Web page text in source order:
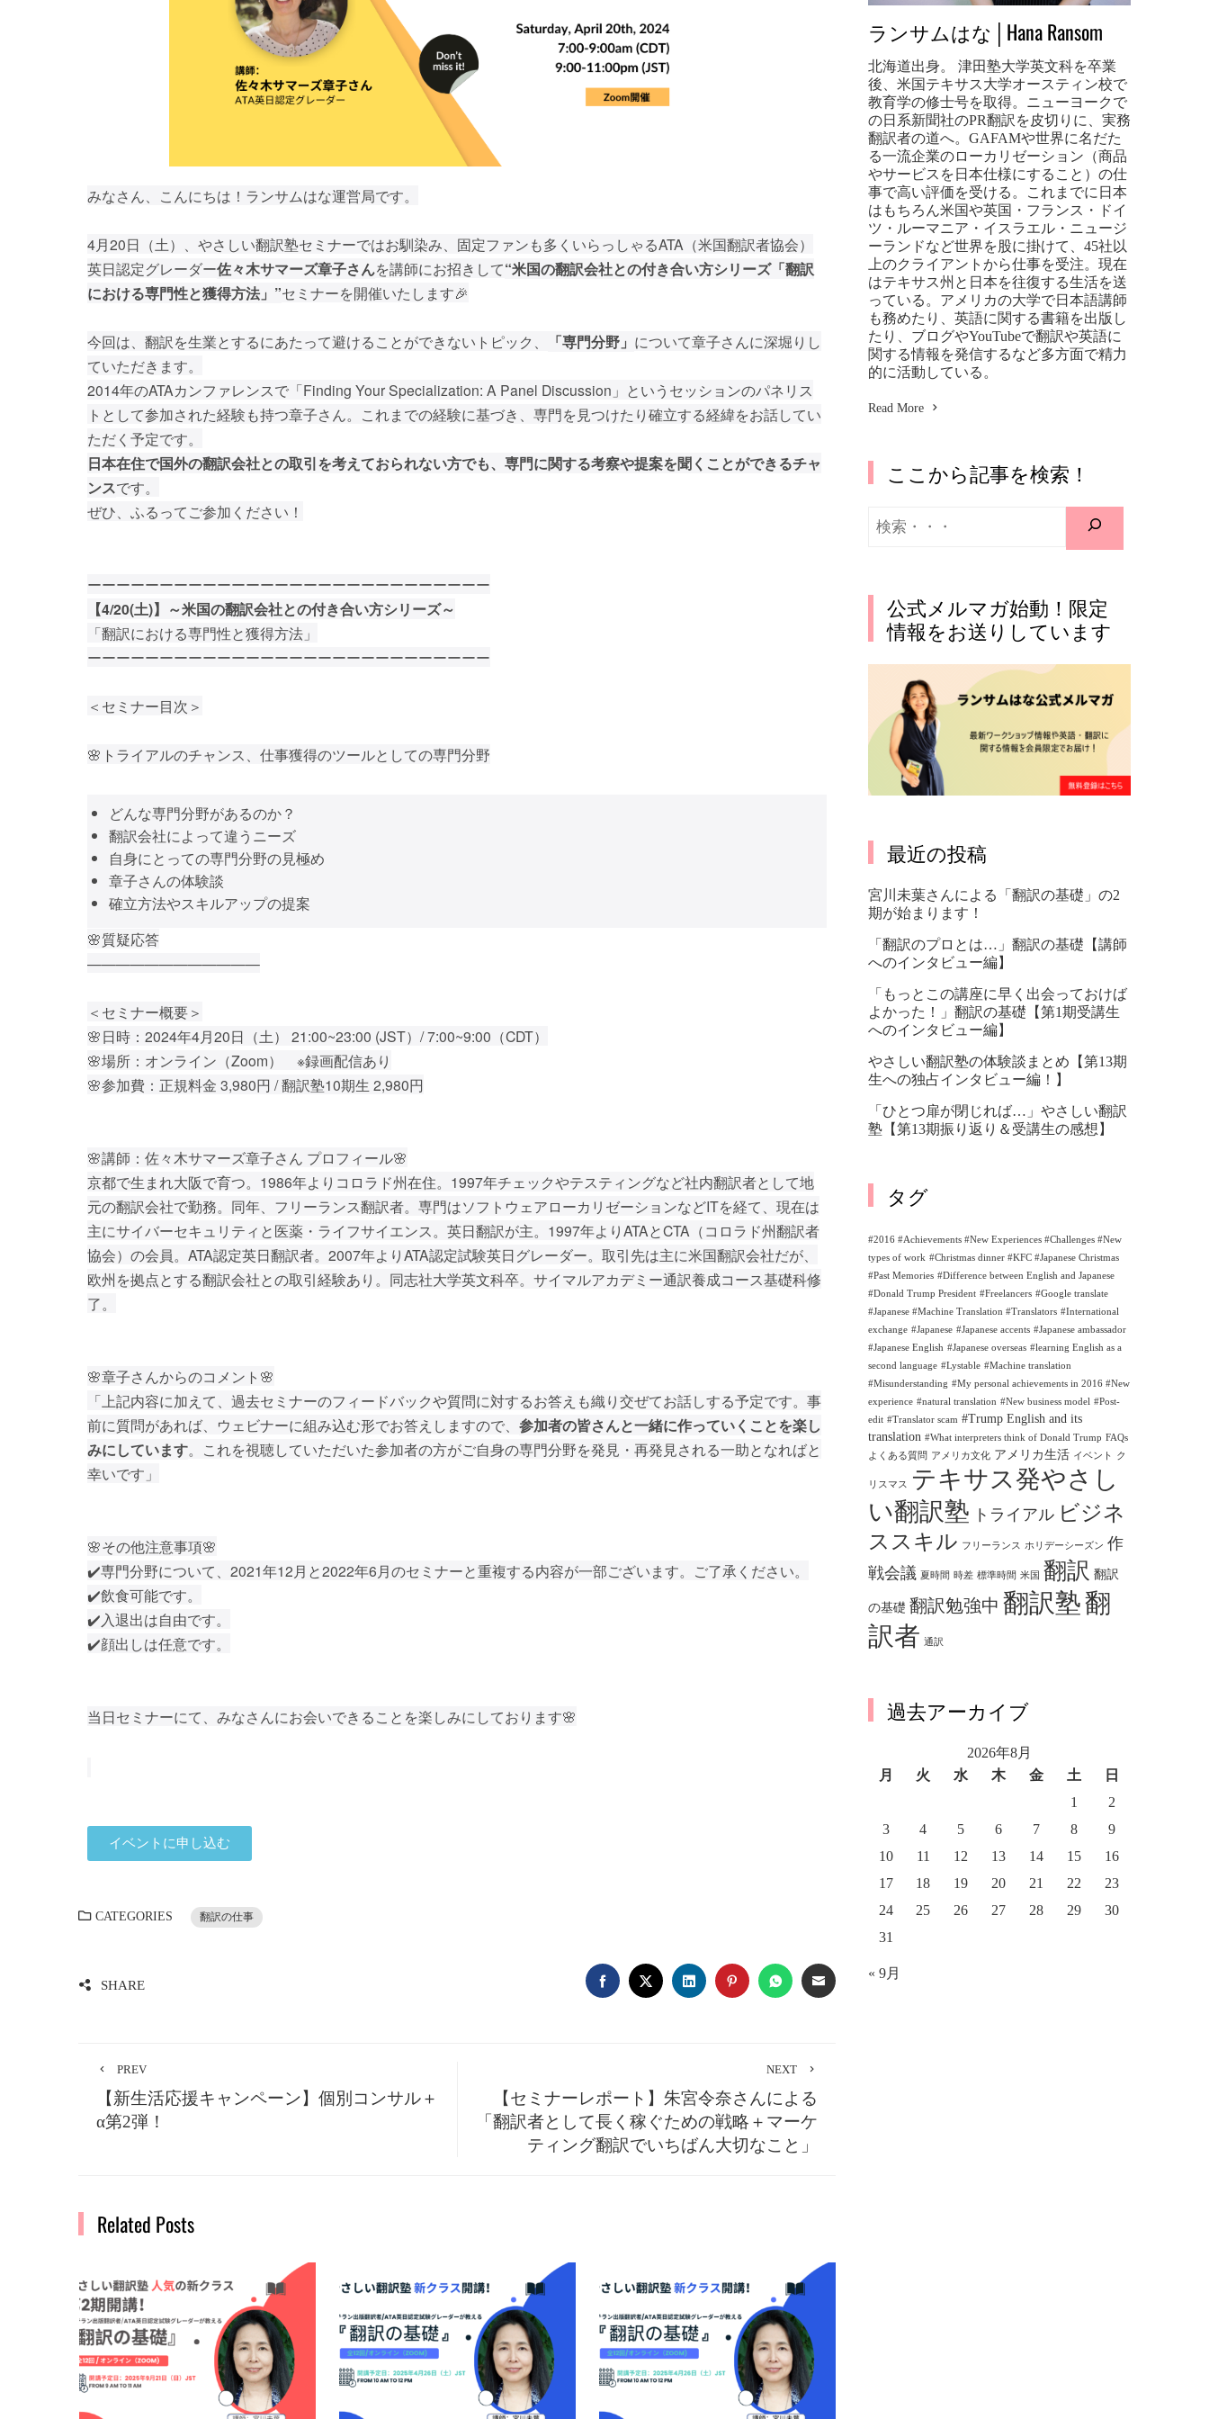
みなさん、こんにちは！ランサムはな運営局です。
4月20日（土）、やさしい翻訳塾セミナーではお馴染み、固定ファンも多くいらっしゃるATA（米国翻訳者協会）
英日認定グレーダー佐々木サマーズ章子さんを講師にお招きして“米国の翻訳会社との付き合い方シリーズ「翻訳
における専門性と獲得方法」”セミナーを開催いたします🎉
今回は、翻訳を生業とするにあたって避けることができないトピック、 「専門分野」 について章子さんに深堀りし
ていただきます。
2014年のATAカンファレンスで「Finding Your Specialization: A Panel Discussion」というセッションのパネリス
トとして参加された経験も持つ章子さん。これまでの経験に基づき、専門を見つけたり確立する経緯をお話してい
ただく予定です。
日本在住で国外の翻訳会社との取引を考えておられない方でも、専門に関する考察や提案を聞くことができるチャ
ンスです。
ぜひ、ふるってご参加ください！
ーーーーーーーーーーーーーーーーーーーーーーーーーーーー
【4/20(土)】～米国の翻訳会社との付き合い方シリーズ～
「翻訳における専門性と獲得方法」
ーーーーーーーーーーーーーーーーーーーーーーーーーーーー
＜セミナー目次＞
🌸トライアルのチャンス、仕事獲得のツールとしての専門分野
どんな専門分野があるのか？
翻訳会社によって違うニーズ
自身にとっての専門分野の見極め
章子さんの体験談
確立方法やスキルアップの提案
🌸質疑応答
————————————
＜セミナー概要＞
🌸日時：2024年4月20日（土） 21:00~23:00 (JST）/ 7:00~9:00（CDT）
🌸場所：オンライン（Zoom） ※録画配信あり
🌸参加費：正規料金 3,980円 / 翻訳塾10期生 2,980円
🌸講師：佐々木サマーズ章子さん プロフィール🌸
京都で生まれ大阪で育つ。1986年よりコロラド州在住。1997年チェックやテスティングなど社内翻訳者として地
元の翻訳会社で勤務。同年、フリーランス翻訳者。専門はソフトウェアローカリゼーションなどITを経て、現在は
主にサイバーセキュリティと医薬・ライフサイエンス。英日翻訳が主。1997年よりATAとCTA（コロラド州翻訳者
協会）の会員。ATA認定英日翻訳者。2007年よりATA認定試験英日グレーダー。取引先は主に米国翻訳会社だが、
欧州を拠点とする翻訳会社との取引経験あり。同志社大学英文科卒。サイマルアカデミー通訳養成コース基礎科修
了。
🌸章子さんからのコメント🌸
「上記内容に加えて、過去セミナーのフィードバックや質問に対するお答えも織り交ぜてお話しする予定です。事
前に質問があれば、ウェビナーに組み込む形でお答えしますので、 参加者の皆さんと一緒に作っていくことを楽し
みにしています。これを視聴していただいた参加者の方がご自身の専門分野を発見・再発見される一助となればと
幸いです」
🌸その他注意事項🌸
✔️専門分野について、2021年12月と2022年6月のセミナーと重複する内容が一部ございます。ご了承ください。
✔️飲食可能です。
✔️入退出は自由です。
✔️顔出しは任意です。
当日セミナーにて、みなさんにお会いできることを楽しみにしております🌸
イベントに申し込む
CATEGORIES 翻訳の仕事
SHARE
PREV
【新生活応援キャンペーン】個別コンサル＋
α第2弾！
NEXT
【セミナーレポート】朱宮令奈さんによる
「翻訳者として長く稼ぐための戦略＋マーケ
ティング翻訳でいちばん大切なこと」
Related Posts
ランサムはな│Hana Ransom
北海道出身。 津田塾大学英文科を卒業
後、米国テキサス大学オースティン校で
教育学の修士号を取得。ニューヨークで
の日系新聞社のPR翻訳を皮切りに、実務
翻訳者の道へ。GAFAMや世界に名だた
る一流企業のローカリゼーション（商品
やサービスを日本仕様にすること）の仕
事で高い評価を受ける。これまでに日本
はもちろん米国や英国・フランス・ドイ
ツ・ルーマニア・イスラエル・ニュージ
ーランドなど世界を股に掛けて、45社以
上のクライアントから仕事を受注。現在
はテキサス州と日本を往復する生活を送
っている。アメリカの大学で日本語講師
も務めたり、英語に関する書籍を出版し
たり、ブログやYouTubeで翻訳や英語に
関する情報を発信するなど多方面で精力
的に活動している。
Read More
ここから記事を検索！
公式メルマガ始動！限定
情報をお送りしています
最近の投稿
宮川未葉さんによる「翻訳の基礎」の2
期が始まります！
「翻訳のプロとは…」翻訳の基礎【講師
へのインタビュー編】
「もっとこの講座に早く出会っておけば
よかった！」翻訳の基礎【第1期受講生
へのインタビュー編】
やさしい翻訳塾の体験談まとめ【第13期
生への独占インタビュー編！】
「ひとつ扉が閉じれば…」やさしい翻訳
塾【第13期振り返り＆受講生の感想】
タグ
#2016 #Achievements #New Experiences #Challenges #New
types of work #Christmas dinner #KFC #Japanese Christmas
#Past Memories #Difference between English and Japanese
#Donald Trump President #Freelancers #Google translate
#Japanese #Machine Translation #Translators #International
exchange #Japanese #Japanese accents #Japanese ambassador
#Japanese English #Japanese overseas #learning English as a
second language #Lystable #Machine translation
#Misunderstanding #My personal achievements in 2016 #New
experience #natural translation #New business model #Post-
edit #Translator scam #Trump English and its
translation #What interpreters think of Donald Trump FAQs
よくある質問 アメリカ文化 アメリカ生活 イベント ク
リスマス
テキサス発やさし
い翻訳塾 トライアル ビジネ
ススキル フリーランス ホリデーシーズン 作
戦会議 夏時間 時差 標準時間 米国 翻訳 翻訳
の基礎 翻訳勉強中 翻訳塾翻
訳者 通訳
過去アーカイブ
2026年8月
月
火 水 木 金 土
日
1
2
3
4 5 6 7 8
9
10
11 12 13 14 15
16
17
18 19 20 21 22
23
24
25 26 27 28 29
30
31
« 9月